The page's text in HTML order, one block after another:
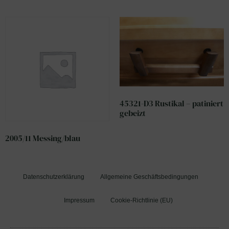
2005/11 Messing/blau
45321-D3 Rustikal – patiniert
gebeizt
Datenschutzerklärung Allgemeine Geschäftsbedingungen
Impressum Cookie-Richtlinie (EU)